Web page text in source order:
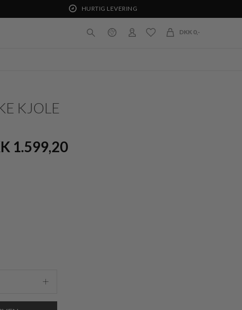
HURTIG LEVERING
DKK 0,-
KJOLE
1.599,20